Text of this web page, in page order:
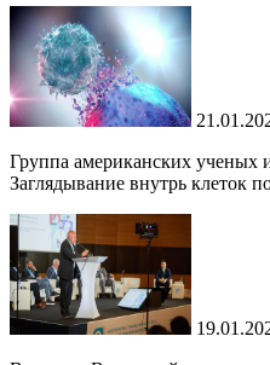
Группа американских ученых
Заглядывание внутрь клеток